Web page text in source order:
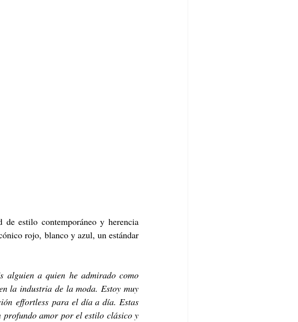
estilo contemporáneo y herencia
rojo, blanco y azul, un estándar
alguien a quien he admirado como
la industria de la moda. Estoy muy
effortless para el día a día. Estas
profundo amor por el estilo clásico y